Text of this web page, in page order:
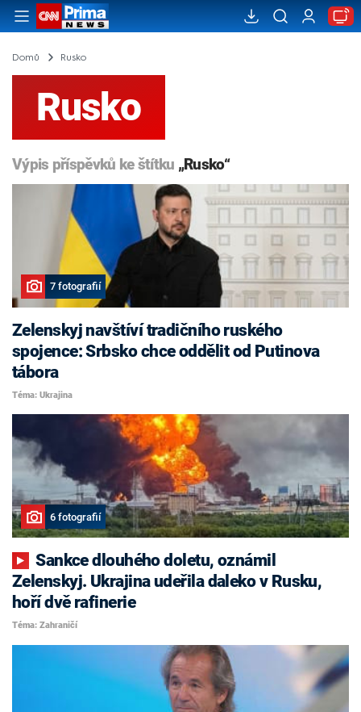
Domů Rusko
Rusko
Výpis příspěvků ke štítku „Rusko“
7 fotografií
Zelenskyj navštíví tradičního ruského
spojence: Srbsko chce oddělit od Putinova
tábora
Téma: Ukrajina
6 fotografií
Sankce dlouhého doletu, oznámil
Zelenskyj. Ukrajina udeřila daleko v Rusku,
hoří dvě rafinerie
Téma: Zahraničí